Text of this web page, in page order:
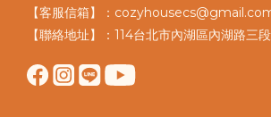
【客服信箱】：
【聯絡地址】：114台北市內湖區內湖路三